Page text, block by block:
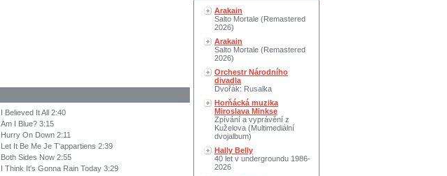
I Believed It All 2:40
Am I Blue? 3:15
Hurry On Down 2:11
Let It Be Me Je T'appartiens 2:39
Both Sides Now 2:55
I Think It's Gonna Rain Today 3:29
Arakain
Salto Mortale (Remastered
2026)
Arakain
Salto Mortale (Remastered
2026)
Orchestr Národního
divadla
Dvořák: Rusalka
Horňácká muzika
Miroslava Minkse
Zpívání a vyprávění z
Kuželova (Multimediální
dvojalbum)
Hally Belly
40 let v undergroundu 1986-
2026